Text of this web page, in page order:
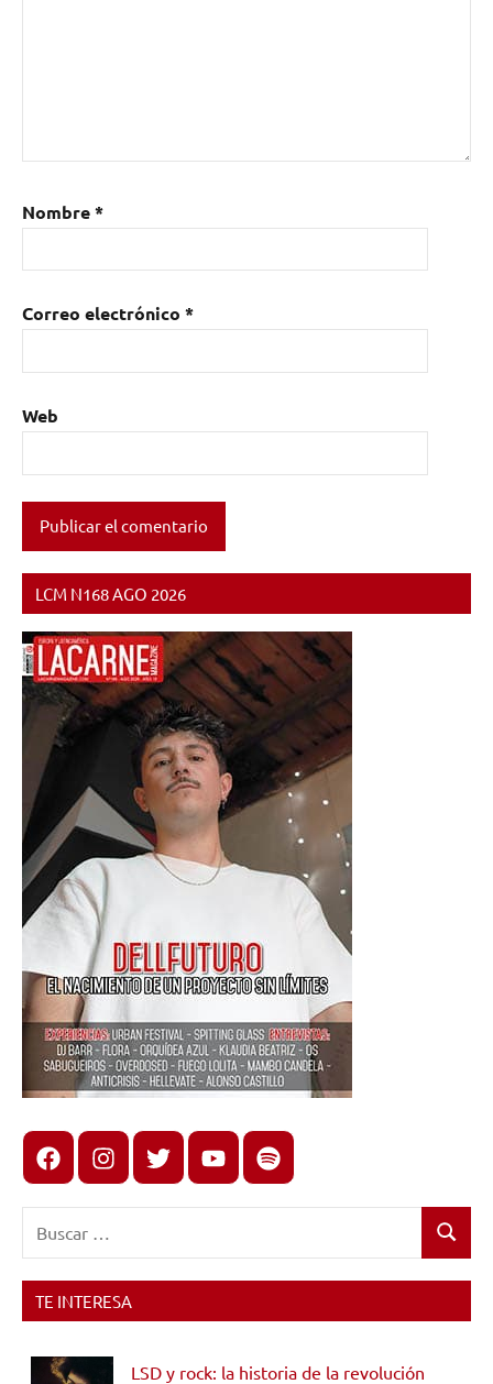
Nombre*
Correo electrónico *
Web
LCM N168 AGO 2026
FacebookInstagram
X youtubespotify
Buscar
TE INTERESA
LSD y rock: la historia de la revolución